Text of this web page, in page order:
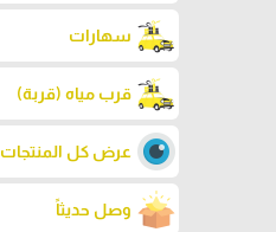
سهارات
قرب مياه (قربة)
عرض كل المنتجات
وصل حديثاً